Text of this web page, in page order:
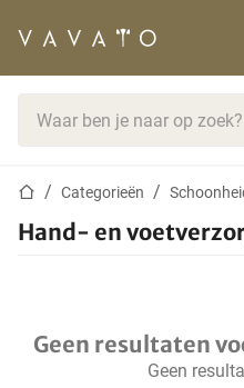
StartpaginaCategorieën
Hand- en
Geen resultaten
Geen